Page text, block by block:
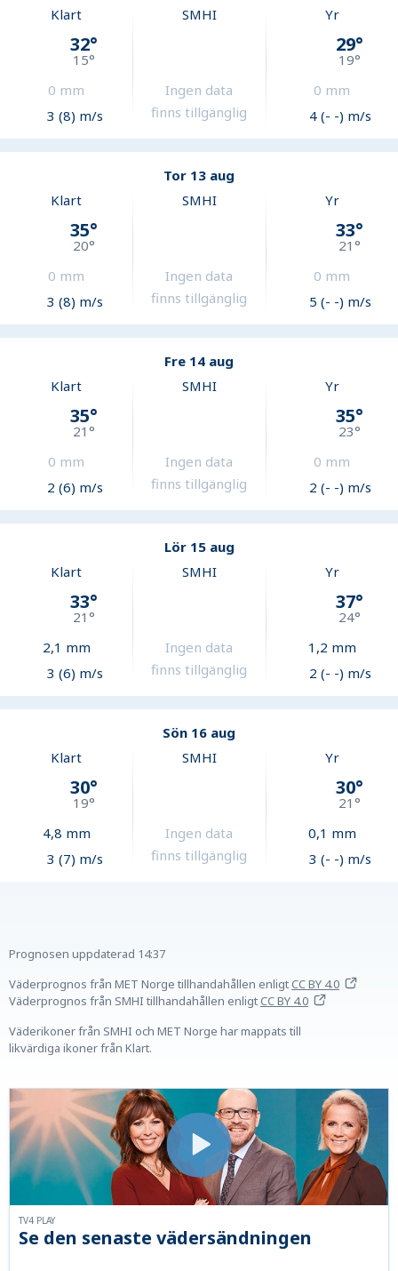
Klart
32°
15°
0 mm
3 (8) m/s
SMHI
Ingen data
finns tillgänglig
Yr
29°
19°
0 mm
4 (- -) m/s
Tor 13 aug
Klart
35°
20°
0 mm
3 (8) m/s
SMHI
Ingen data
finns tillgänglig
Yr
33°
21°
0 mm
5 (- -) m/s
Fre 14 aug
Klart
35°
21°
0 mm
2 (6) m/s
SMHI
Ingen data
finns tillgänglig
Yr
35°
23°
0 mm
2 (- -) m/s
Lör 15 aug
Klart
33°
21°
2,1 mm
3 (6) m/s
SMHI
Ingen data
finns tillgänglig
Yr
37°
24°
1,2 mm
2 (- -) m/s
Sön 16 aug
Klart
30°
19°
4,8 mm
3 (7) m/s
SMHI
Ingen data
finns tillgänglig
Yr
30°
21°
0,1 mm
3 (- -) m/s
Prognosen uppdaterad 14:37
Väderprognos från MET Norge tillhandahållen enligtCC BY 4.0
Väderprognos från SMHI tillhandahållen enligtCC BY 4.0
Väderikoner från SMHI och MET Norge har mappats till
likvärdiga ikoner från Klart.
Se den senaste vädersändningen
TV4 PLAY